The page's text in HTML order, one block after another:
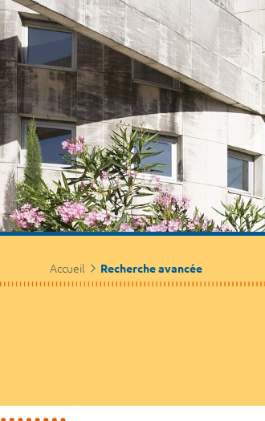
Accueil Recherche avancée